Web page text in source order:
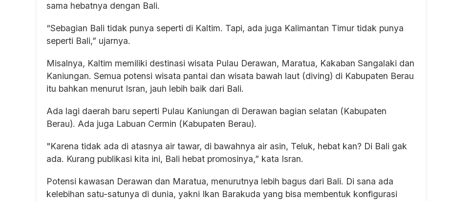
sama hebatnya dengan Bali.
“Sebagian Bali tidak punya seperti di Kaltim. Tapi, ada juga Kalimantan Timur tidak punya
seperti Bali,” ujarnya.
Misalnya, Kaltim memiliki destinasi wisata Pulau Derawan, Maratua, Kakaban Sangalaki dan
Kaniungan. Semua potensi wisata pantai dan wisata bawah laut (diving) di Kabupaten Berau
itu bahkan menurut Isran, jauh lebih baik dari Bali.
Ada lagi daerah baru seperti Pulau Kaniungan di Derawan bagian selatan (Kabupaten
Berau). Ada juga Labuan Cermin (Kabupaten Berau).
"Karena tidak ada di atasnya air tawar, di bawahnya air asin, Teluk, hebat kan? Di Bali gak
ada. Kurang publikasi kita ini, Bali hebat promosinya,” kata Isran.
Potensi kawasan Derawan dan Maratua, menurutnya lebih bagus dari Bali. Di sana ada
kelebihan satu-satunya di dunia, yakni Ikan Barakuda yang bisa membentuk konfigurasi